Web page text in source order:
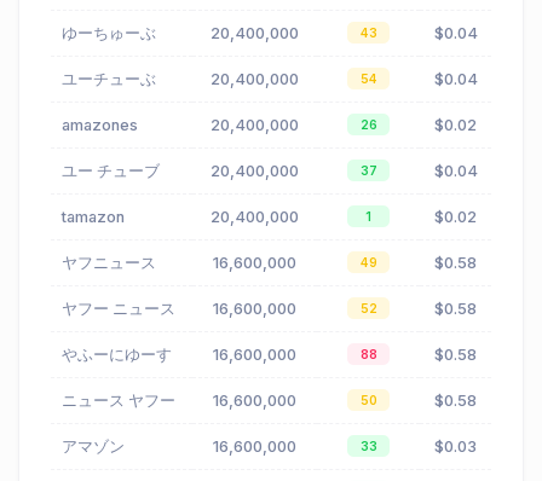
ゆーちゅーぶ 20,400,000 43 $0.04
ユーチューぶ 20,400,000 54 $0.04
amazones 20,400,000 26 $0.02
ユー チューブ 20,400,000 37 $0.04
tamazon 20,400,000 1 $0.02
ヤフニュース 16,600,000 49 $0.58
ヤフー ニュース 16,600,000 52 $0.58
やふーにゆーす 16,600,000 88 $0.58
ニュース ヤフー 16,600,000 50 $0.58
アマゾン 16,600,000 33 $0.03